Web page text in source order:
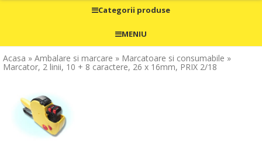
Categorii produse
MENIU
Acasa » Ambalare si marcare » Marcatoare si consumabile »
Marcator, 2 linii, 10 + 8 caractere, 26 x 16mm, PRIX 2/18